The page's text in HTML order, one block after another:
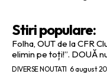
Stiri populare:
Folha, OUT de la CFR
elimin pe toți!”. DOUĂ
DIVERSE NOUTATI 6 august